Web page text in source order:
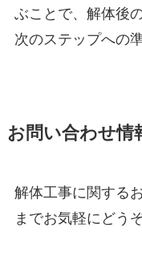
ぶことで、解体後
次のステップへの
お問い合わせ情
解体工事に関する
までお気軽にどうぞ